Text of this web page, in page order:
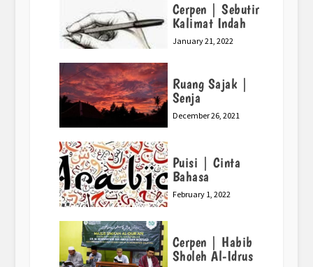
Cerpen | Sebutir
Kalimat Indah
January 21, 2022
Ruang Sajak |
Senja
December 26, 2021
Puisi | Cinta
Bahasa
February 1, 2022
Cerpen | Habib
Sholeh Al-Idrus